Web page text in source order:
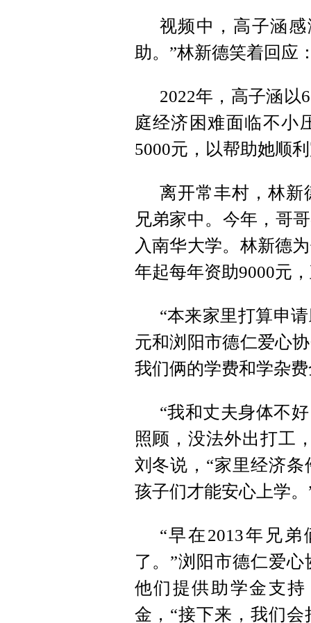
视频中，高子涵
助。”林新德笑着回应
2022年，高子涵以
庭经济困难面临不小
5000元，以帮助她顺
离开常丰村，林新
兄弟家中。今年，哥
入南华大学。林新德
年起每年资助9000元
“本来家里打算申
元和浏阳市德仁爱心
我们俩的学费和学杂
“我和丈夫身体不
照顾，没法外出打工
刘冬说，“家里经济
孩子们才能安心上学。
“早在2013年兄
了。”浏阳市德仁爱
他们提供助学金支
金，“接下来，我们